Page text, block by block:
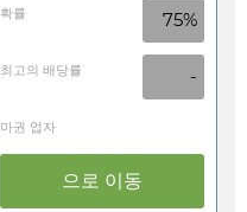
확률 75%
최고의 배당률 -
마권 업자
으로 이동